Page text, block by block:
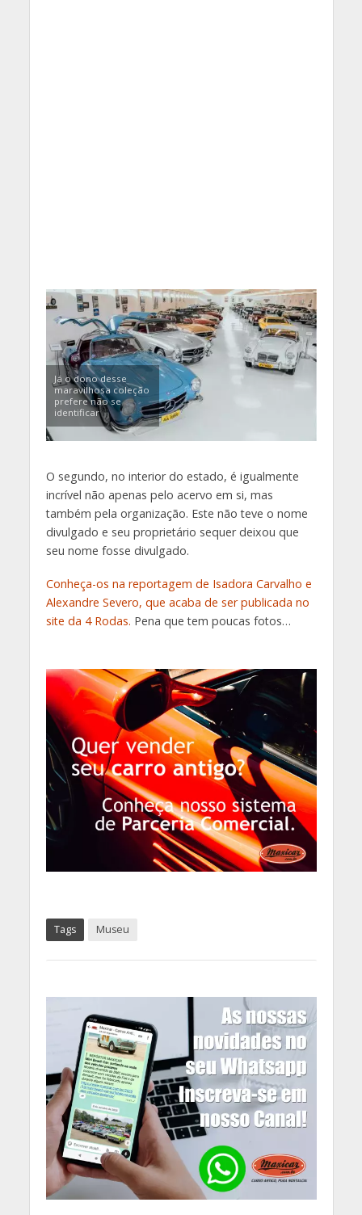
Já o dono desse
maravilhosa coleção
prefere não se
identificar
O segundo, no interior do estado, é igualmente
incrível não apenas pelo acervo em si, mas
também pela organização. Este não teve o nome
divulgado e seu proprietário sequer deixou que
seu nome fosse divulgado.
Conheça-os na reportagem de Isadora Carvalho e
Alexandre Severo, que acaba de ser publicada no
site da 4 Rodas. Pena que tem poucas fotos…
Tags Museu